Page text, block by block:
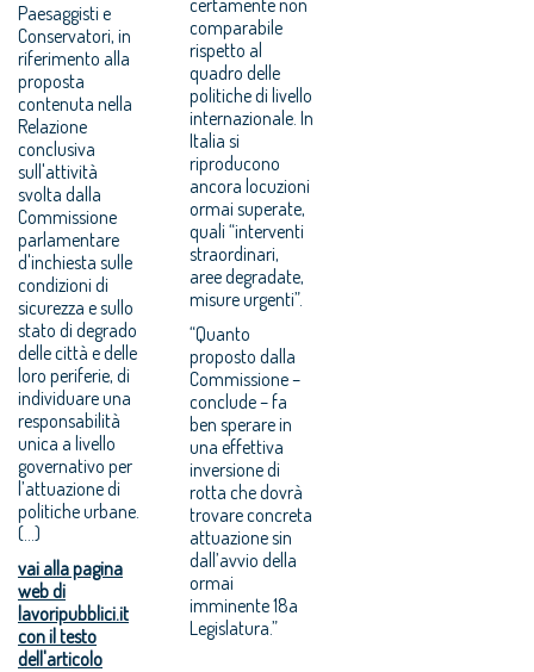
Paesaggisti e
Conservatori, in
riferimento alla
proposta
contenuta nella
Relazione
conclusiva
sull'attività
svolta dalla
Commissione
parlamentare
d'inchiesta sulle
condizioni di
sicurezza e sullo
stato di degrado
delle città e delle
loro periferie, di
individuare una
responsabilità
unica a livello
governativo per
l’attuazione di
politiche urbane.
(...)
vai alla pagina
web di
lavoripubblici.it
con il testo
dell'articolo
comparabile
rispetto al
quadro delle
politiche di livello
internazionale. In
Italia si
riproducono
ancora locuzioni
ormai superate,
quali “interventi
straordinari,
aree degradate,
misure urgenti”.
“Quanto
proposto dalla
Commissione –
conclude – fa
ben sperare in
una effettiva
inversione di
rotta che dovrà
trovare concreta
attuazione sin
dall’avvio della
ormai
imminente 18a
Legislatura.”